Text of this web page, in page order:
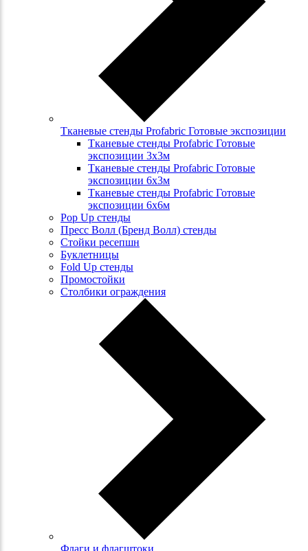
Тканевые стенды Profabric Готовые экспозиции
Тканевые стенды Profabric Готовые
экспозиции 3х3м
Тканевые стенды Profabric Готовые
экспозиции 6х3м
Тканевые стенды Profabric Готовые
экспозиции 6х6м
Pop Up стенды
Пресс Волл (Бренд Волл) стенды
Стойки ресепшн
Буклетницы
Fold Up стенды
Промостойки
Столбики ограждения
Флаги и флагштоки